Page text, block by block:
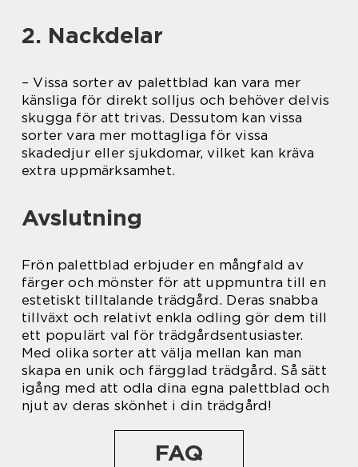
2. Nackdelar
– Vissa sorter av palettblad kan vara mer
känsliga för direkt solljus och behöver delvis
skugga för att trivas. Dessutom kan vissa
sorter vara mer mottagliga för vissa
skadedjur eller sjukdomar, vilket kan kräva
extra uppmärksamhet.
Avslutning
Frön palettblad erbjuder en mångfald av
färger och mönster för att uppmuntra till en
estetiskt tilltalande trädgård. Deras snabba
tillväxt och relativt enkla odling gör dem till
ett populärt val för trädgårdsentusiaster.
Med olika sorter att välja mellan kan man
skapa en unik och färgglad trädgård. Så sätt
igång med att odla dina egna palettblad och
njut av deras skönhet i din trädgård!
FAQ